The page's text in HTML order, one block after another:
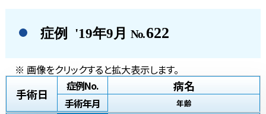
症例 '19年9月 No.622
※ 画像をクリックすると拡大表示します。
手術日
症例No.
手術年月
病名
年齢